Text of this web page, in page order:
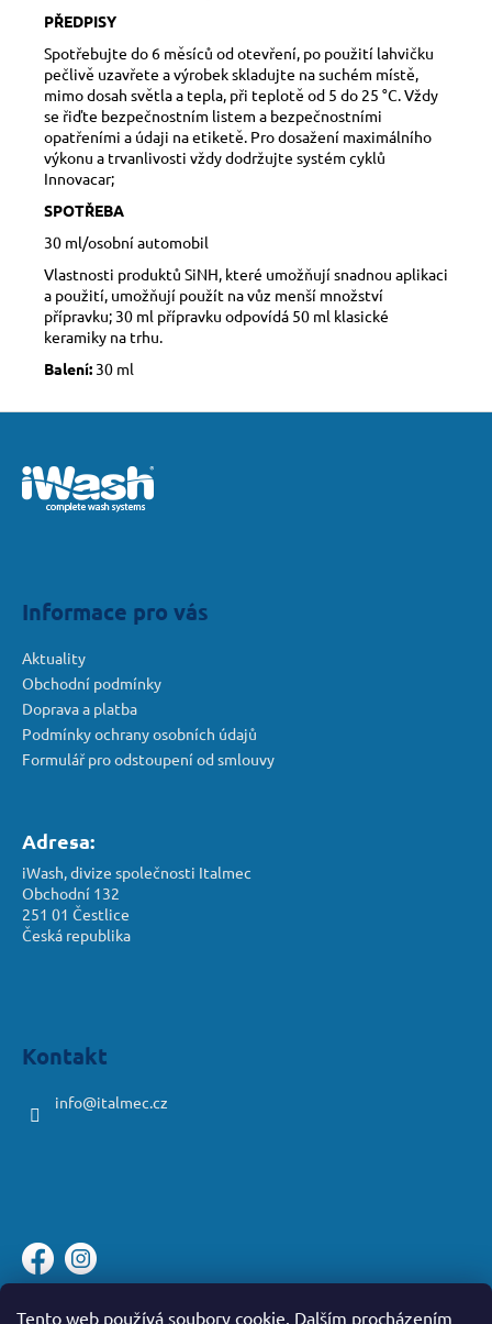
Tento web používá soubory cookie. Dalším procházením
PŘEDPISY
Spotřebujte do 6 měsíců od otevření, po použití lahvičku
pečlivě uzavřete a výrobek skladujte na suchém místě,
mimo dosah světla a tepla, při teplotě od 5 do 25 °C. Vždy
se řiďte bezpečnostním listem a bezpečnostními
opatřeními a údaji na etiketě. Pro dosažení maximálního
výkonu a trvanlivosti vždy dodržujte systém cyklů
Innovacar;
SPOTŘEBA
30 ml/osobní automobil
Vlastnosti produktů SiNH, které umožňují snadnou aplikaci
a použití, umožňují použít na vůz menší množství
přípravku; 30 ml přípravku odpovídá 50 ml klasické
keramiky na trhu.
Balení: 30 ml
Informace pro vás
Aktuality
Obchodní podmínky
Doprava a platba
Podmínky ochrany osobních údajů
Formulář pro odstoupení od smlouvy
Adresa:
iWash, divize společnosti Italmec
Obchodní 132
251 01 Čestlice
Česká republika
Kontakt
info@italmec.cz